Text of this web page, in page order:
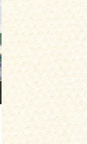
線查詢系統
系統平台 - 綠能資訊
合系統平台 -
台
.大誌』
創新經典
E政府」入口網